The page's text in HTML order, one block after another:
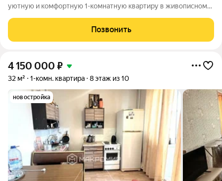
уютную и комфортную 1-комнатную квартиру в живописном
тишину, свежий воздух и развитую инфраструктуру. О
Позвонить
4 150 000 ₽
32 м² 1-комн. квартира 8 этаж из 10
новостройка